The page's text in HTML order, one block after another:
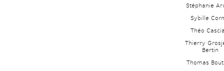
Stéphanie
Sybille
Théo
Thierry
Bertin
Thomas